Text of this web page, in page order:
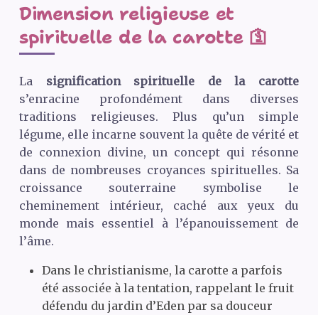
Dimension religieuse et
spirituelle de la carotte 🛐
La signification spirituelle de la carotte
s’enracine profondément dans diverses
traditions religieuses. Plus qu’un simple
légume, elle incarne souvent la quête de vérité et
de connexion divine, un concept qui résonne
dans de nombreuses croyances spirituelles. Sa
croissance souterraine symbolise le
cheminement intérieur, caché aux yeux du
monde mais essentiel à l’épanouissement de
l’âme.
Dans le christianisme, la carotte a parfois
été associée à la tentation, rappelant le fruit
défendu du jardin d’Eden par sa douceur